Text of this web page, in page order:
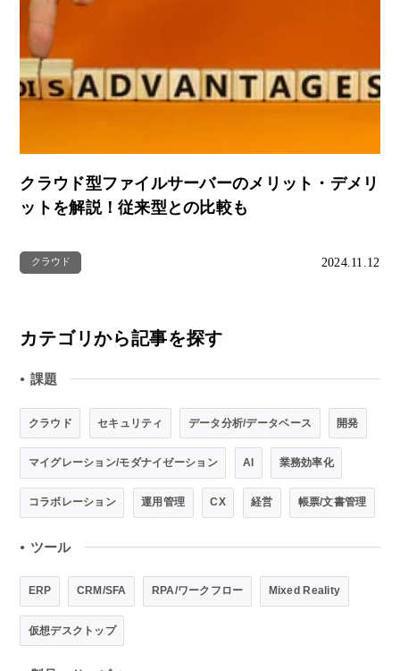
クラウド型ファイルサーバーのメリット・デメリ
ットを解説！従来型との比較も
クラウド 2024.11.12
カテゴリから記事を探す
● 課題
クラウド セキュリティ データ分析/データベース 開発
マイグレーション/モダナイゼーション AI 業務効率化
コラボレーション 運用管理 CX 経営 帳票/文書管理
● ツール
ERP CRM/SFA RPA/ワークフロー Mixed Reality
仮想デスクトップ